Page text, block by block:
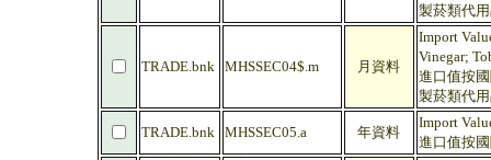
製菸類代
TRADE.bnk MHSSEC04$.m 月資料
Import
Vinegar;
進口值按
製菸類代
TRADE.bnk MHSSEC05.a 年資料
Import
進口值按